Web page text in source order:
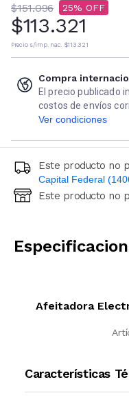
$151.096 25
$113.321
Precio s/imp. nac. $113.321
Compra
El precio publicado
costos de envíos
Ver condiciones
Este producto no
Capital Federal
Ingresá código
Este producto no
Afeitadora
Características